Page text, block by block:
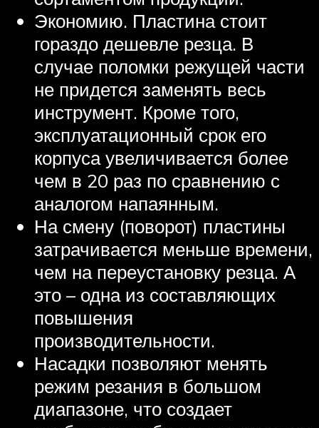
Экономию. Пластина стоит
гораздо дешевле резца. В
случае поломки режущей части
не придется заменять весь
инструмент. Кроме того,
эксплуатационный срок его
корпуса увеличивается более
чем в 20 раз по сравнению с
аналогом напаянным.
На смену (поворот) пластины
затрачивается меньше времени,
чем на переустановку резца. А
это – одна из составляющих
повышения
производительности.
Насадки позволяют менять
режим резания в большом
диапазоне, что создает